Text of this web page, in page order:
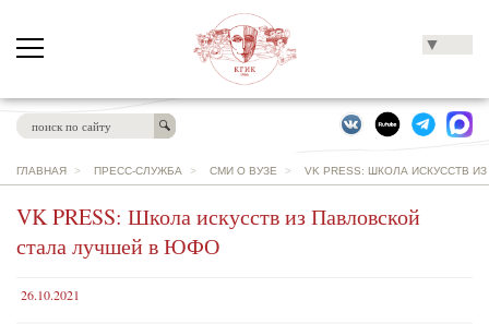
▼
ГЛАВНАЯ > ПРЕСС-СЛУЖБА > СМИ О ВУЗЕ > VK PRESS: ШКОЛА ИСКУССТВ
VK PRESS: Школа искусств из Павловской
стала лучшей в ЮФО
26.10.2021